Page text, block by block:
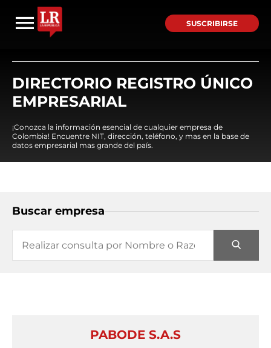
SUSCRIBIRSE
DIRECTORIO REGISTRO ÚNICO
EMPRESARIAL
¡Conozca la información esencial de cualquier empresa de
Colombia! Encuentre NIT, dirección, teléfono, y mas en la base de
datos empresarial mas grande del país.
Buscar empresa
PABODE S.A.S